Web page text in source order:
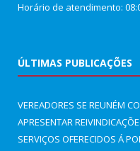
Horário de atendimento:
ÚLTIMAS PUBLICAÇÕES
VEREADORES SE REUNÉM
APRESENTAR
SERVIÇOS OFERECIDOS Á